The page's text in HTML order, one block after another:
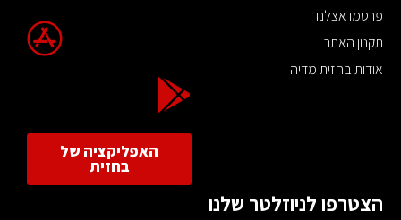
פרסמו אצלנו
תקנון האתר
אודות בחזית מדיה
האפליקציה של
בחזית
הצטרפו לניוזלטר שלנו